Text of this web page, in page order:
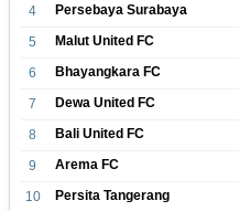
4
Persebaya Surabaya
5
Malut United FC
6
Bhayangkara FC
7
Dewa United FC
8
Bali United FC
9
Arema FC
10
Persita Tangerang